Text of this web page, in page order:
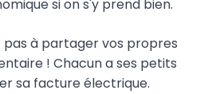
si on s'y prend bien.
pas à partager vos propres
! Chacun a ses petits
sa facture électrique.